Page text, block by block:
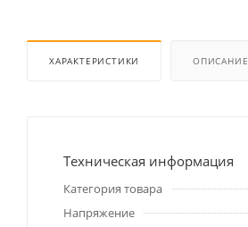
ХАРАКТЕРИСТИКИ ОПИСАНИЕ
Техническая информация
Категория товара
Напряжение